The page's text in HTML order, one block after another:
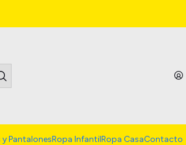
y PantalonesRopa InfantilRopa CasaContacto